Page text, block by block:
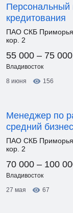
Персональный
кредитования
ПАО СКБ Приморья
кор. 2
55 000 – 75 000
Владивосток
8 июня
156
Менеджер по
средний
ПАО СКБ Приморья
кор. 2
70 000 – 100
Владивосток
27 мая
67